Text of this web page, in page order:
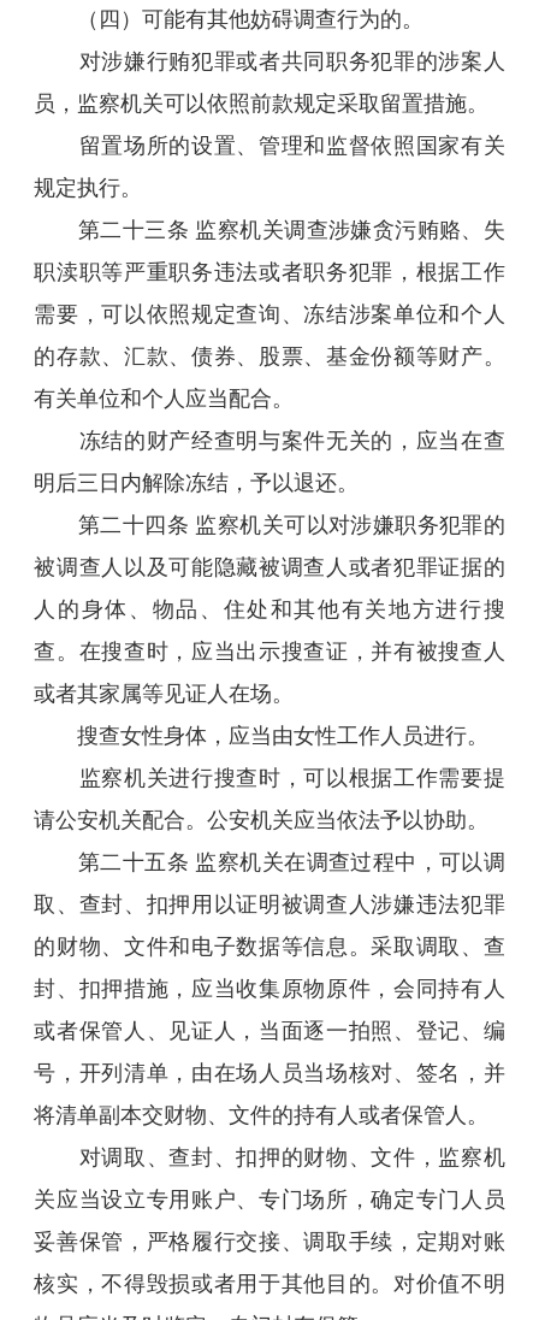
（四）可能有其他妨碍调查行为的。
对涉嫌行贿犯罪或者共同职务犯罪的涉案人
员，监察机关可以依照前款规定采取留置措施。
留置场所的设置、管理和监督依照国家有关
规定执行。
第二十三条 监察机关调查涉嫌贪污贿赂、失
职渎职等严重职务违法或者职务犯罪，根据工作
需要，可以依照规定查询、冻结涉案单位和个人
的存款、汇款、债券、股票、基金份额等财产。
有关单位和个人应当配合。
冻结的财产经查明与案件无关的，应当在查
明后三日内解除冻结，予以退还。
第二十四条 监察机关可以对涉嫌职务犯罪的
被调查人以及可能隐藏被调查人或者犯罪证据的
人的身体、物品、住处和其他有关地方进行搜
查。在搜查时，应当出示搜查证，并有被搜查人
或者其家属等见证人在场。
搜查女性身体，应当由女性工作人员进行。
监察机关进行搜查时，可以根据工作需要提
请公安机关配合。公安机关应当依法予以协助。
第二十五条 监察机关在调查过程中，可以调
取、查封、扣押用以证明被调查人涉嫌违法犯罪
的财物、文件和电子数据等信息。采取调取、查
封、扣押措施，应当收集原物原件，会同持有人
或者保管人、见证人，当面逐一拍照、登记、编
号，开列清单，由在场人员当场核对、签名，并
将清单副本交财物、文件的持有人或者保管人。
对调取、查封、扣押的财物、文件，监察机
关应当设立专用账户、专门场所，确定专门人员
妥善保管，严格履行交接、调取手续，定期对账
核实，不得毁损或者用于其他目的。对价值不明